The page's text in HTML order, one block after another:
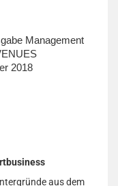
Management
2018
aus dem